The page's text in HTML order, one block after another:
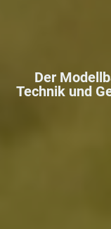
Der
Technik und